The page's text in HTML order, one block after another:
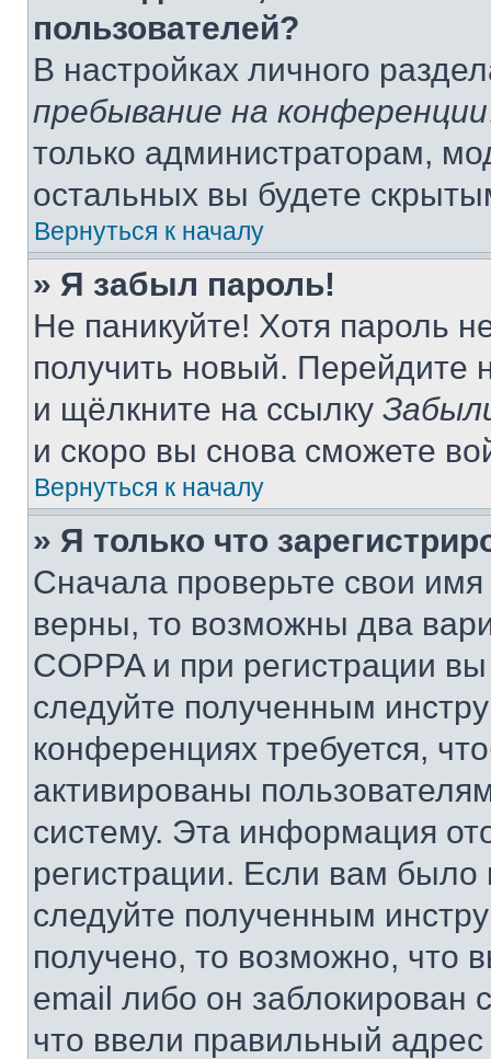
пользователей?
В настройках личного
пребывание на конференции
только администраторам,
остальных вы будете
Вернуться к началу
» Я забыл пароль!
Не паникуйте! Хотя пароль
получить новый. Перейдите
и щёлкните на ссылку
и скоро вы снова сможете
Вернуться к началу
» Я только что
Сначала проверьте свои
верны, то возможны два
COPPA и при регистрации
следуйте полученным
конференциях требуется,
активированы
систему. Эта информация
регистрации. Если вам
следуйте полученным
получено, то возможно, что
email либо он
что ввели правильный адрес